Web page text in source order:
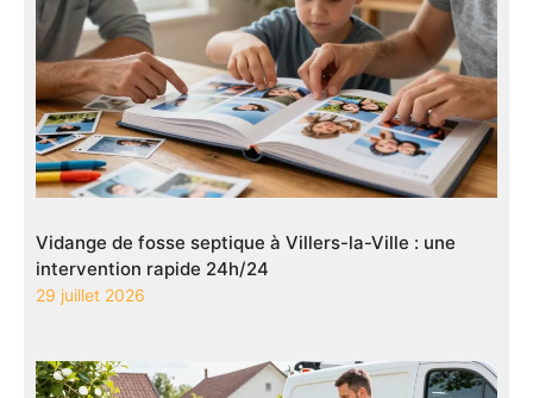
Vidange de fosse septique à Villers-la-Ville : une
intervention rapide 24h/24
29 juillet 2026